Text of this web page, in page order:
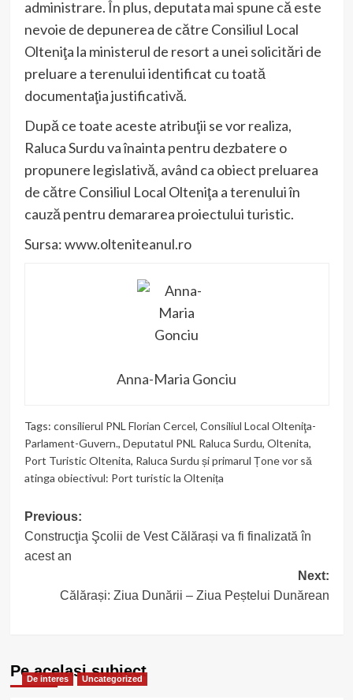
administrare. În plus, deputata mai spune că este
nevoie de depunerea de către Consiliul Local
Olteniţa la ministerul de resort a unei solicitări de
preluare a terenului identificat cu toată
documentaţia justificativă.
După ce toate aceste atribuţii se vor realiza,
Raluca Surdu va înainta pentru dezbatere o
propunere legislativă, având ca obiect preluarea
de către Consiliul Local Olteniţa a terenului în
cauză pentru demararea proiectului turistic.
Sursa: www.olteniteanul.ro
Anna-Maria Gonciu
Tags: consilierul PNL Florian Cercel, Consiliul Local Olteniţa-
Parlament-Guvern., Deputatul PNL Raluca Surdu, Oltenita,
Port Turistic Oltenita, Raluca Surdu și primarul Țone vor să
atinga obiectivul: Port turistic la Oltenița
Post
navigation
Previous:
Construcţia Şcolii de Vest Călărași va fi finalizată în
acest an
Next:
Călărași: Ziua Dunării – Ziua Peștelui Dunărean
Pe acelasi subiect
De interes Uncategorized